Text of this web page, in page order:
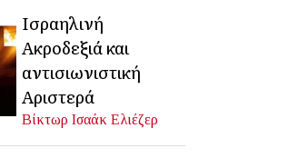
Ισραηλινή
Ακροδεξιά και
αντισιωνιστική
Αριστερά
Βίκτωρ Ισαάκ Ελιέζερ